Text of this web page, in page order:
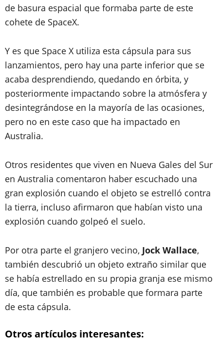
de basura espacial que formaba parte de este
cohete de SpaceX.
Y es que Space X utiliza esta cápsula para sus
lanzamientos, pero hay una parte inferior que se
acaba desprendiendo, quedando en órbita, y
posteriormente impactando sobre la atmósfera y
desintegrándose en la mayoría de las ocasiones,
pero no en este caso que ha impactado en
Australia.
Otros residentes que viven en Nueva Gales del Sur
en Australia comentaron haber escuchado una
gran explosión cuando el objeto se estrelló contra
la tierra, incluso afirmaron que habían visto una
explosión cuando golpeó el suelo.
Por otra parte el granjero vecino, Jock Wallace,
también descubrió un objeto extraño similar que
se había estrellado en su propia granja ese mismo
día, que también es probable que formara parte
de esta cápsula.
Otros artículos interesantes: